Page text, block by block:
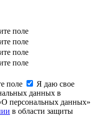
поле
поле
поле
поле
поле
Я даю свое
данных в
персональных данных»
в области защиты